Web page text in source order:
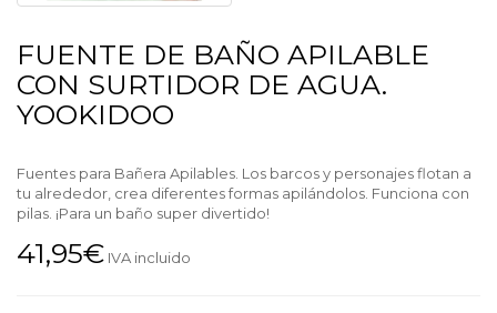
FUENTE DE BAÑO APILABLE
CON SURTIDOR DE AGUA.
YOOKIDOO
Fuentes para Bañera Apilables. Los barcos y personajes flotan a
tu alrededor, crea diferentes formas apilándolos. Funciona con
pilas. ¡Para un baño super divertido!
41,95€ IVA incluido